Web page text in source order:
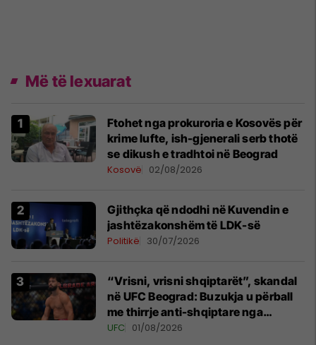
Më të lexuarat
Ftohet nga prokuroria e Kosovës për
krime lufte, ish-gjenerali serb thotë
se dikush e tradhtoi në Beograd
Kosovë 02/08/2026
Gjithçka që ndodhi në Kuvendin e
jashtëzakonshëm të LDK-së
Politikë 30/07/2026
“Vrisni, vrisni shqiptarët”, skandal
në UFC Beograd: Buzukja u përball
me thirrje anti-shqiptare nga
tribunat
UFC 01/08/2026